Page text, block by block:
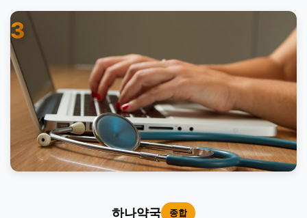
3
하나약국 종합